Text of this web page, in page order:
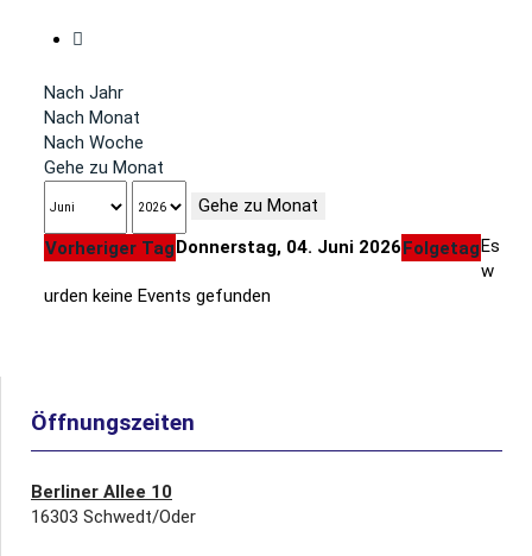
Nach Jahr
Nach Monat
Nach Woche
Gehe zu Monat
Gehe zu Monat
Vorheriger TagDonnerstag, 04. Juni 2026FolgetagEs
w
urden keine Events gefunden
Öffnungszeiten
Berliner Allee 10
16303 Schwedt/Oder